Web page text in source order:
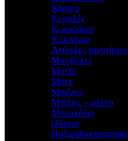
Κάρτερ
Κεφαλές
Κοκοράκια
Κύλινδροι
Λεβιέδες ταχυτήτων
Μανιβέλες
Μοτέρ
Μπεκ
Μπιέλες
Μπίλιες – ρόλερ
Μπουλόνια
Οδηγοί
Παξιμάδια κινητήρα